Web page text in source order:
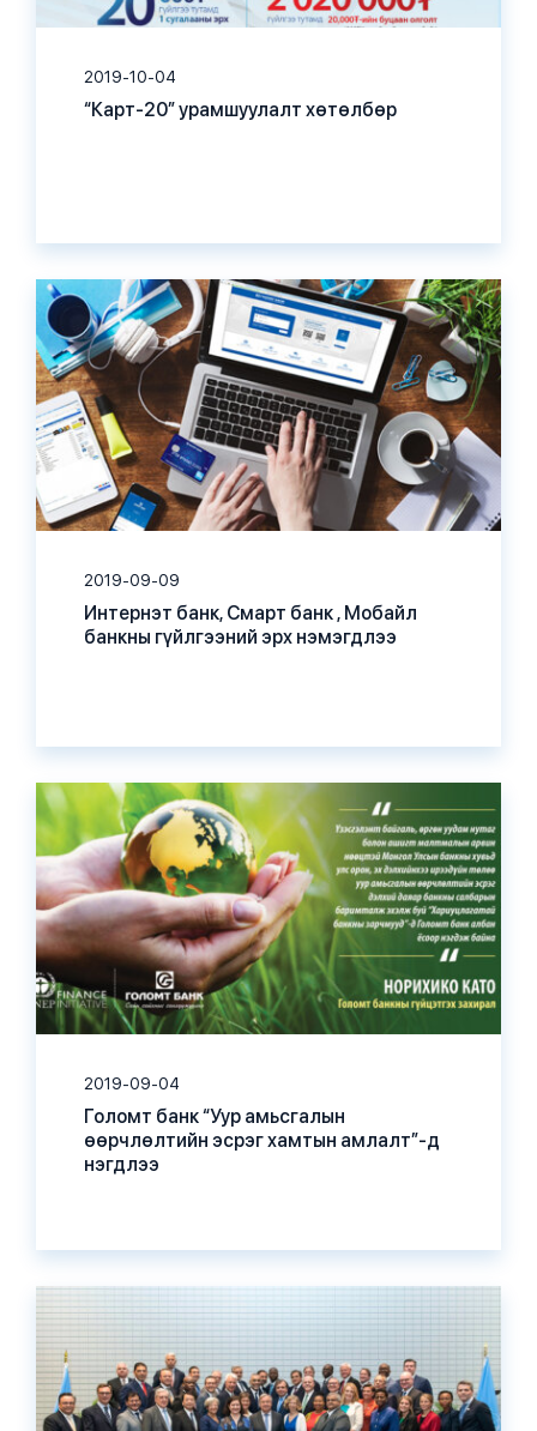
2019-10-04
“Карт-20” урамшуулалт хөтөлбөр
2019-09-09
Интернэт банк, Смарт банк , Мобайл
банкны гүйлгээний эрх нэмэгдлээ
2019-09-04
Голомт банк “Уур амьсгалын
өөрчлөлтийн эсрэг хамтын амлалт”-д
нэгдлээ